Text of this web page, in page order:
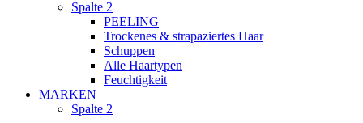
Spalte 2
PEELING
Trockenes & strapaziertes Haar
Schuppen
Alle Haartypen
Feuchtigkeit
MARKEN
Spalte 2